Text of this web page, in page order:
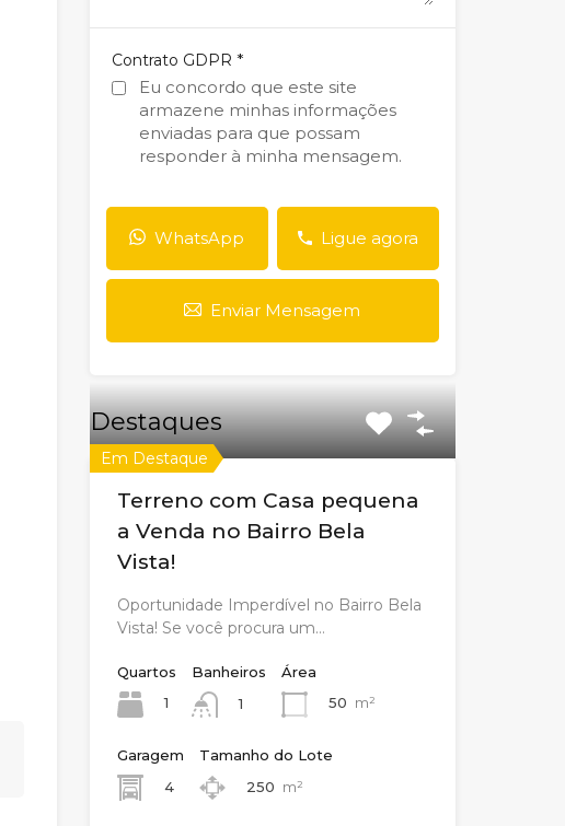
Contrato GDPR *
Eu concordo que este site
armazene minhas informações
enviadas para que possam
responder à minha mensagem.
WhatsApp Ligue agora
Enviar Mensagem
Destaques
Em Destaque
Terreno com Casa pequena
a Venda no Bairro Bela
Vista!
Oportunidade Imperdível no Bairro Bela
Vista! Se você procura um…
Quartos
1
Banheiros
1
Área
50 m²
Garagem
4
Tamanho do Lote
250 m²